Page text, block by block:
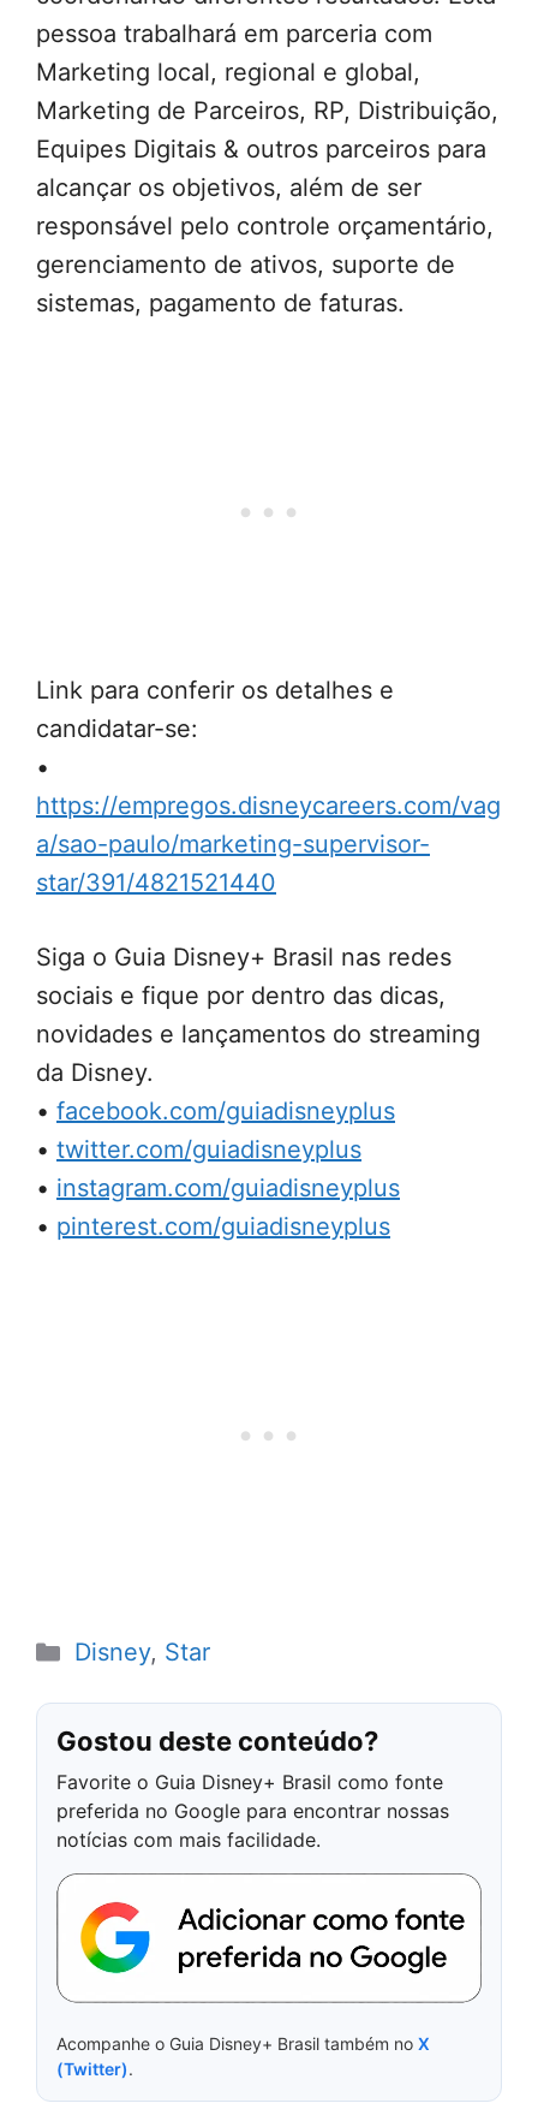
pessoa trabalhará em parceria com
Marketing local, regional e global,
Marketing de Parceiros, RP, Distribuição,
Equipes Digitais & outros parceiros para
alcançar os objetivos, além de ser
responsável pelo controle orçamentário,
gerenciamento de ativos, suporte de
sistemas, pagamento de faturas.
Link para conferir os detalhes e
candidatar-se:
•
https://empregos.disneycareers.com/vag
a/sao-paulo/marketing-supervisor-
star/391/4821521440
Siga o Guia Disney+ Brasil nas redes
sociais e fique por dentro das dicas,
novidades e lançamentos do streaming
da Disney.
• facebook.com/guiadisneyplus
• twitter.com/guiadisneyplus
• instagram.com/guiadisneyplus
• pinterest.com/guiadisneyplus
Categorias
Disney, Star
Gostou deste conteúdo?
Favorite o Guia Disney+ Brasil como fonte
preferida no Google para encontrar nossas
notícias com mais facilidade.
Acompanhe o Guia Disney+ Brasil também no X
(Twitter).